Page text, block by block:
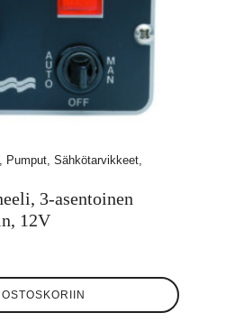
Pumput, Sähkötarvikkeet,
3-asentoinen
12V